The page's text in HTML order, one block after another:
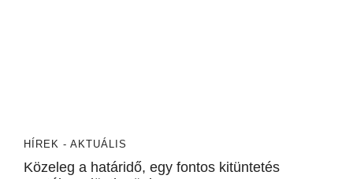
HÍREK - AKTUÁLIS
Közeleg a határidő, egy fontos kitüntetés